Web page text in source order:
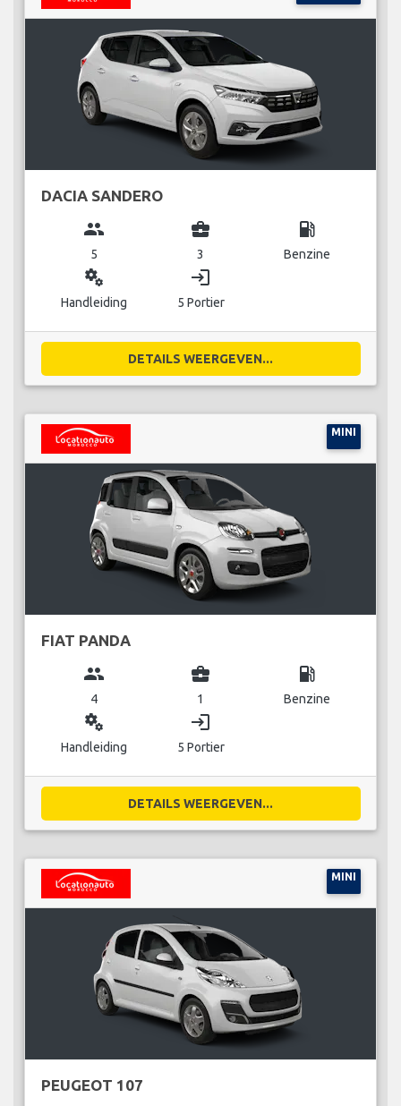
DACIA SANDERO
group
5
business_center
3
local_gas_station
Benzine
miscellaneous_services
Handleiding
login
5 Portier
DETAILS WEERGEVEN...
MINI
FIAT PANDA
group
4
business_center
1
local_gas_station
Benzine
miscellaneous_services
Handleiding
login
5 Portier
DETAILS WEERGEVEN...
MINI
PEUGEOT 107